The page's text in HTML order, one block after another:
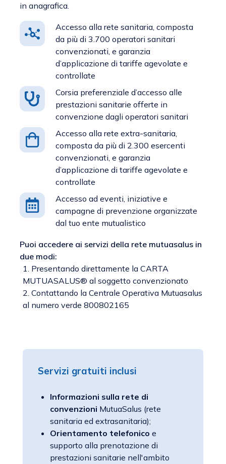
in anagrafica.
Accesso alla rete sanitaria, composta
da più di 3.700 operatori sanitari
convenzionati, e garanzia
d’applicazione di tariffe agevolate e
controllate
Corsia preferenziale d’accesso alle
prestazioni sanitarie offerte in
convenzione dagli operatori sanitari
Accesso alla rete extra-sanitaria,
composta da più di 2.300 esercenti
convenzionati, e garanzia
d’applicazione di tariffe agevolate e
controllate
Accesso ad eventi, iniziative e
campagne di prevenzione organizzate
dal tuo ente mutualistico
Puoi accedere ai servizi della rete mutuasalus in
due modi:
1. Presentando direttamente la CARTA
MUTUASALUS® al soggetto convenzionato
2. Contattando la Centrale Operativa Mutuasalus
al numero verde 800802165
Servizi gratuiti inclusi
Informazioni sulla rete di
convenzioni MutuaSalus (rete
sanitaria ed extrasanitaria);
Orientamento telefonico e
supporto alla prenotazione di
prestazioni sanitarie nell'ambito